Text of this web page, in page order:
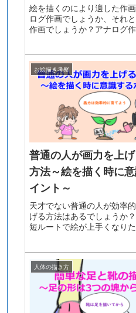
絵を描くのにより適した作
ログ作画でしょうか、それ
作画でしょうか？アナログ
ル作画それぞれのメリット
お絵描き考察
普通の人が画力を上
方法～絵を描く時に
イント～
天才でない普通の人が効率
げる方法はあるでしょうか
短ルートで絵が上手くなり
く育てる方法について考え
人体の描き方